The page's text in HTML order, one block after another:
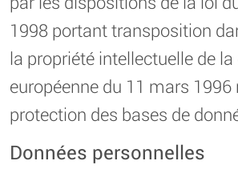
1998 portant transposition
la propriété intellectuelle de
européenne du 11 mars 1996
protection des bases de
Données personnelles